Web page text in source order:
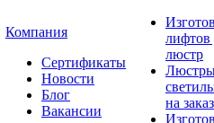
Компания
Сертификаты
Новости
Блог
Вакансии
лифтов
люстр
на заказ